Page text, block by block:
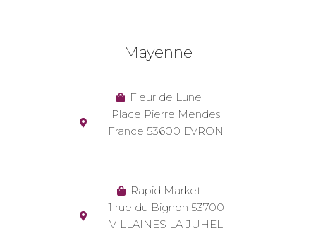
Mayenne
Fleur de Lune
Place Pierre Mendes
France 53600 EVRON
Rapid Market
1 rue du Bignon 53700
VILLAINES LA JUHEL